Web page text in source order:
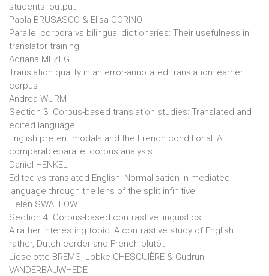
students' output
Paola BRUSASCO & Elisa CORINO
Parallel corpora vs bilingual dictionaries: Their usefulness in
translator training
Adriana MEZEG
Translation quality in an error-annotated translation learner
corpus
Andrea WURM
Section 3. Corpus-based translation studies: Translated and
edited language
English preterit modals and the French conditional: A
comparableparallel corpus analysis
Daniel HENKEL
Edited vs translated English: Normalisation in mediated
language through the lens of the split infinitive
Helen SWALLOW
Section 4. Corpus-based contrastive linguistics
A rather interesting topic: A contrastive study of English
rather, Dutch eerder and French plutôt
Lieselotte BREMS, Lobke GHESQUIÈRE & Gudrun
VANDERBAUWHEDE